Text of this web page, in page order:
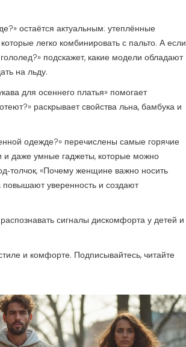
остаётся актуальным: утеплённые
легко комбинировать с пальто. А если
подскажет, какие модели обладают
на льду.
для осеннего платья» помогает
раскрывает свойства льна, бамбука и
одежде?» перечислены самые горячие
и даже умные гаджеты, которые можно
«Почему женщине важно носить
повышают уверенность и создают
сигналы дискомфорта у детей и
и комфорте. Подписывайтесь, читайте